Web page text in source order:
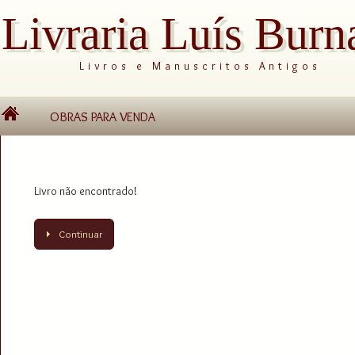
Livraria Luís
Livros e Manuscritos Antigos
OBRAS PARA VENDA
Livro não encontrado!
Continuar